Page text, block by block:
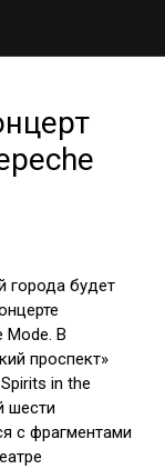
города будет
Mode. В
проспект»
in the
шести
с фрагментами